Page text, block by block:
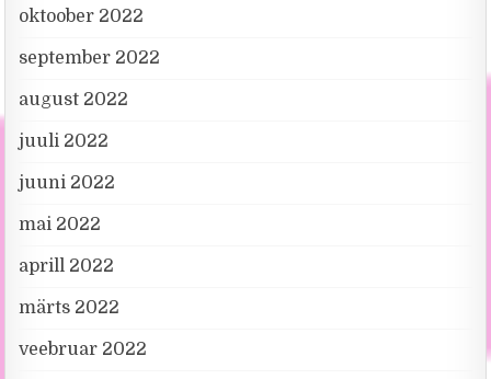
oktoober 2022
september 2022
august 2022
juuli 2022
juuni 2022
mai 2022
aprill 2022
märts 2022
veebruar 2022